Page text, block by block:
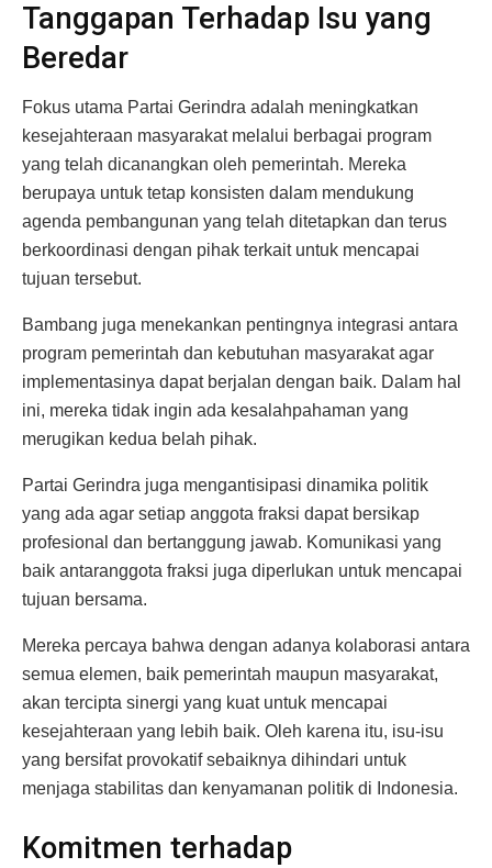
Tanggapan Terhadap Isu yang
Beredar
Fokus utama Partai Gerindra adalah meningkatkan
kesejahteraan masyarakat melalui berbagai program
yang telah dicanangkan oleh pemerintah. Mereka
berupaya untuk tetap konsisten dalam mendukung
agenda pembangunan yang telah ditetapkan dan terus
berkoordinasi dengan pihak terkait untuk mencapai
tujuan tersebut.
Bambang juga menekankan pentingnya integrasi antara
program pemerintah dan kebutuhan masyarakat agar
implementasinya dapat berjalan dengan baik. Dalam hal
ini, mereka tidak ingin ada kesalahpahaman yang
merugikan kedua belah pihak.
Partai Gerindra juga mengantisipasi dinamika politik
yang ada agar setiap anggota fraksi dapat bersikap
profesional dan bertanggung jawab. Komunikasi yang
baik antaranggota fraksi juga diperlukan untuk mencapai
tujuan bersama.
Mereka percaya bahwa dengan adanya kolaborasi antara
semua elemen, baik pemerintah maupun masyarakat,
akan tercipta sinergi yang kuat untuk mencapai
kesejahteraan yang lebih baik. Oleh karena itu, isu-isu
yang bersifat provokatif sebaiknya dihindari untuk
menjaga stabilitas dan kenyamanan politik di Indonesia.
Komitmen terhadap